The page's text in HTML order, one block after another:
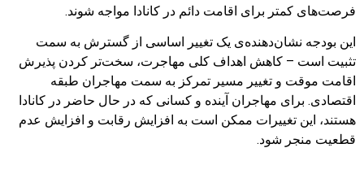
فرصت‌های کمتر برای اقامت دائم در کانادا مواجه شوند.
این بودجه نشان‌دهنده‌ی یک تغییر اساسی از گسترش به سمت
تثبیت است – کاهش اهداف کلی مهاجرت، سخت‌تر کردن پذیرش
اقامت موقت و تغییر مسیر تمرکز به سمت مهاجران طبقه
اقتصادی. برای مهاجران آینده و کسانی که در حال حاضر در کانادا
هستند، این تغییرات ممکن است به افزایش رقابت و افزایش عدم
قطعیت منجر شود.